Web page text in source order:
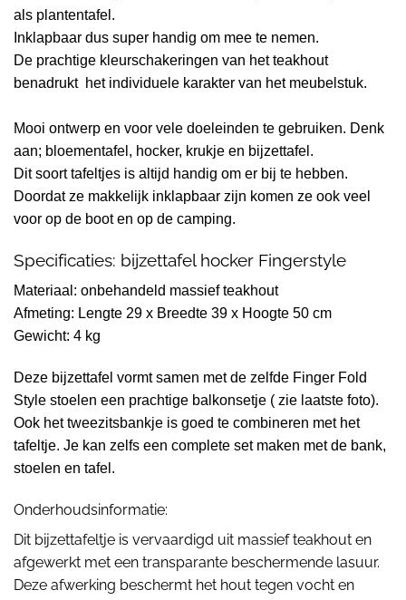
als plantentafel.
Inklapbaar dus super handig om mee te nemen.
De prachtige kleurschakeringen van het teakhout
benadrukt het individuele karakter van het meubelstuk.
Mooi ontwerp en voor vele doeleinden te gebruiken. Denk
aan; bloementafel, hocker, krukje en bijzettafel.
Dit soort tafeltjes is altijd handig om er bij te hebben.
Doordat ze makkelijk inklapbaar zijn komen ze ook veel
voor op de boot en op de camping.
Specificaties: bijzettafel hocker Fingerstyle
Materiaal: onbehandeld massief teakhout
Afmeting: Lengte 29 x Breedte 39 x Hoogte 50 cm
Gewicht: 4 kg
Deze bijzettafel vormt samen met de zelfde Finger Fold
Style stoelen een prachtige balkonsetje ( zie laatste foto).
Ook het tweezitsbankje is goed te combineren met het
tafeltje. Je kan zelfs een complete set maken met de bank,
stoelen en tafel.
Onderhoudsinformatie:
Dit bijzettafeltje is vervaardigd uit massief teakhout en
afgewerkt met een transparante beschermende lasuur.
Deze afwerking beschermt het hout tegen vocht en